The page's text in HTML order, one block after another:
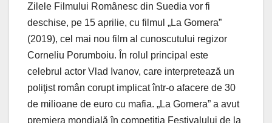
Zilele Filmului Românesc din Suedia vor fi
deschise, pe 15 aprilie, cu filmul „La Gomera”
(2019), cel mai nou film al cunoscutului regizor
Corneliu Porumboiu. În rolul principal este
celebrul actor Vlad Ivanov, care interpretează un
poliţist român corupt implicat într-o afacere de 30
de milioane de euro cu mafia. „La Gomera” a avut
premiera mondială în competiţia Festivalului de la